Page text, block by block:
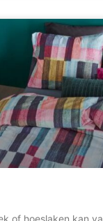
of hoeslaken kan